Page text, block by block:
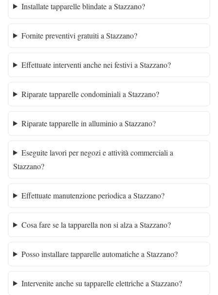
Installate tapparelle blindate a Stazzano?
Fornite preventivi gratuiti a Stazzano?
Effettuate interventi anche nei festivi a Stazzano?
Riparate tapparelle condominiali a Stazzano?
Riparate tapparelle in alluminio a Stazzano?
Eseguite lavori per negozi e attività commerciali a
Stazzano?
Effettuate manutenzione periodica a Stazzano?
Cosa fare se la tapparella non si alza a Stazzano?
Posso installare tapparelle automatiche a Stazzano?
Intervenite anche su tapparelle elettriche a Stazzano?